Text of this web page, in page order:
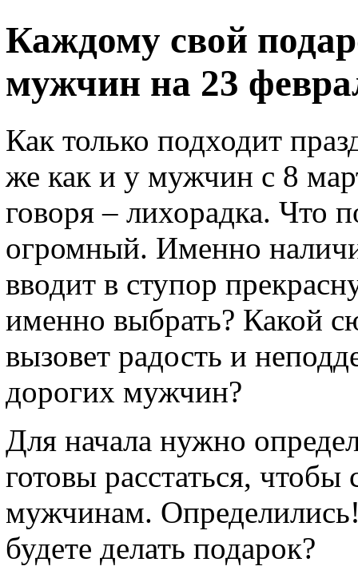
Каждому свой
мужчин на 23
Как только подходит
же как и у мужчин с 8
говоря – лихорадка. Что
огромный. Именно
вводит в ступор
именно выбрать? Какой
вызовет радость и
дорогих мужчин?
Для начала нужно
готовы расстаться,
мужчинам.
будете делать подарок?